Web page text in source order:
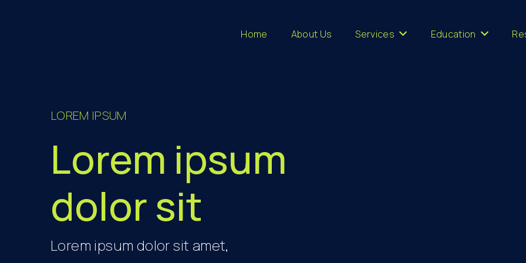
Home About Us Services Education
LOREM IPSUM
Lorem ipsum
dolor sit
Lorem ipsum dolor sit amet,